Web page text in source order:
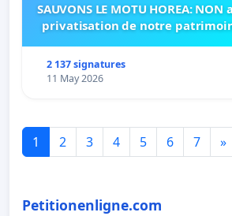
SAUVONS LE MOTU HOREA: NON
privatisation de notre
2 137 signatures
11 May 2026
1 2 3 4 5 6 7 »
Petitionenligne.com